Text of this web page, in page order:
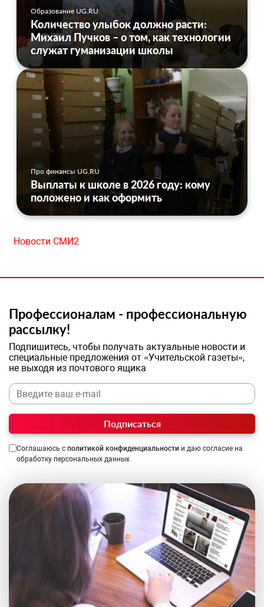
Образование UG.RU
Количество улыбок должно расти:
Михаил Пучков – о том, как технологии
служат гуманизации школы
Про финансы UG.RU
Выплаты к школе в 2026 году: кому
положено и как оформить
Новости СМИ2
Профессионалам - профессиональную
рассылку!
Подпишитесь, чтобы получать актуальные новости и
специальные предложения от «Учительской газеты»,
не выходя из почтового ящика
Подписаться
Соглашаюсь с политикой конфиденциальности и даю согласие на
обработку персональных данных